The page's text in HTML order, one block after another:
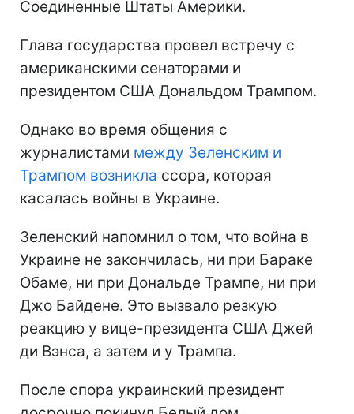
Соединенные Штаты Америки.
Глава государства провел встречу с
американскими сенаторами и
президентом США Дональдом Трампом.
Однако во время общения с
журналистами между Зеленским и
Трампом возникла ссора, которая
касалась войны в Украине.
Зеленский напомнил о том, что война в
Украине не закончилась, ни при Бараке
Обаме, ни при Дональде Трампе, ни при
Джо Байдене. Это вызвало резкую
реакцию у вице-президента США Джей
ди Вэнса, а затем и у Трампа.
После спора украинский президент